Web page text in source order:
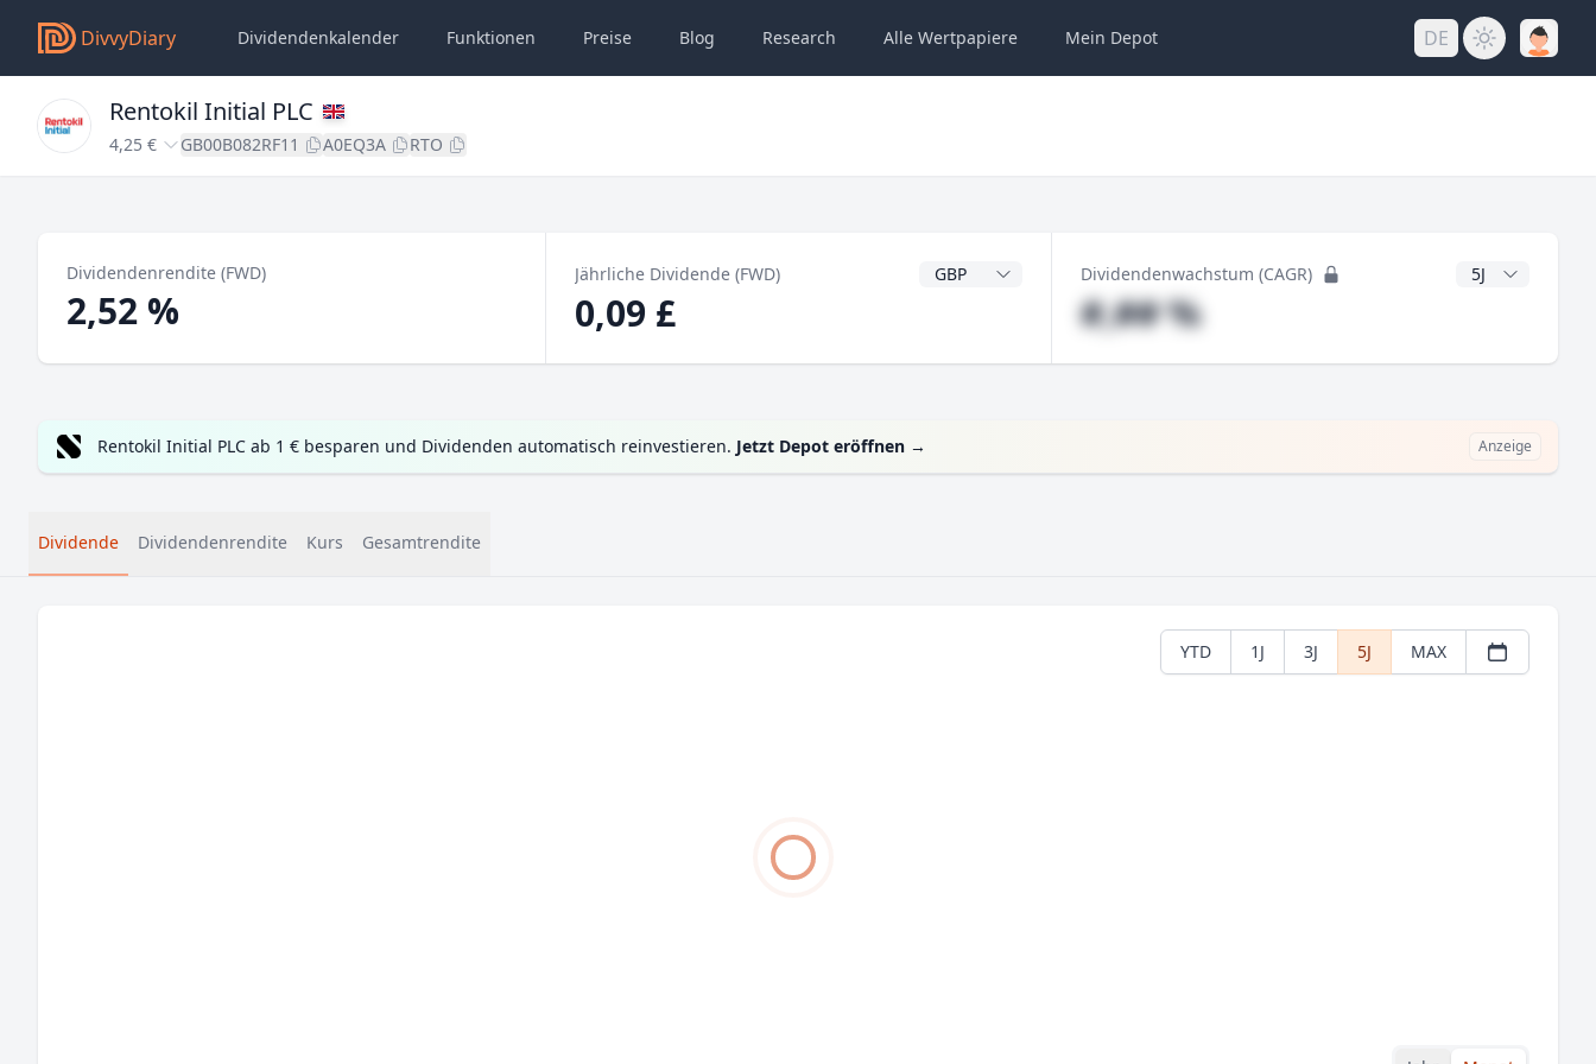
DivvyDiary Dividendenkalender Funktionen Preise Blog Research Alle Wertpapiere Mein Depot DE
Rentokil Initial PLC
4,25 € GB00B082RF11 A0EQ3A RTO
Dividendenrendite (FWD)
2,52 %
Jährliche Dividende (FWD) Dividendenwährung
0,09 £
Dividendenwachstum (CAGR) CAGR Jahre
#,## %
Rentokil Initial PLC ab 1 € besparen und Dividenden automatisch reinvestieren. Jetzt Depot eröffnen → Anzeige
Dividende Dividendenrendite Kurs Gesamtrendite
YTD 1J 3J 5J MAX